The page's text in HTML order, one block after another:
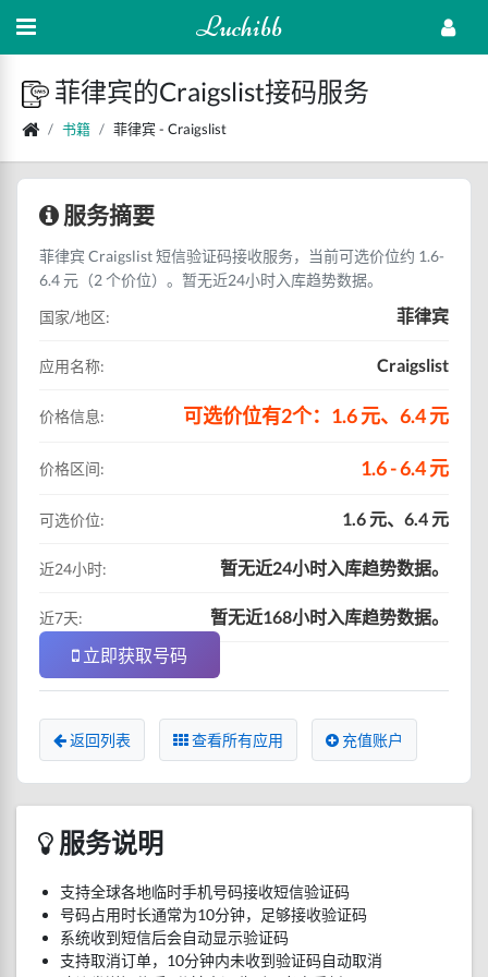
Luchibb
菲律宾的Craigslist接码服务
书籍 菲律宾 - Craigslist
服务摘要
菲律宾 Craigslist 短信验证码接收服务，当前可选价位约 1.6-
6.4 元（2 个价位）。暂无近24小时入库趋势数据。
国家/地区:
菲律宾
应用名称: Craigslist
价格信息: 可选价位有2个：1.6 元、6.4 元
价格区间: 1.6 - 6.4 元
可选价位: 1.6 元、6.4 元
近24小时: 暂无近24小时入库趋势数据。
近7天:
暂无近168小时入库趋势数据。
立即获取号码
返回列表 查看所有应用 充值账户
服务说明
支持全球各地临时手机号码接收短信验证码
号码占用时长通常为10分钟，足够接收验证码
系统收到短信后会自动显示验证码
支持取消订单，10分钟内未收到验证码自动取消